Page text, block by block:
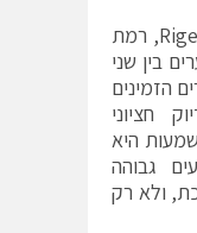
המערכת הגיעה ליעד של Rigetti, רמת
של 99.5% בשערים בין שני
כל 11 החיבורים הזמינים
לצד 99.93% דיוק חציוני
היא
גבוהה
ולא רק